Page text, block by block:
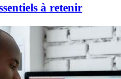
à retenir